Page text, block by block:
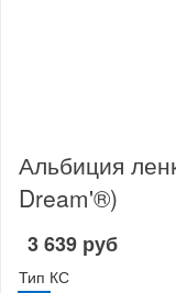
Альбиция
Dream'®)
3 639 руб
Тип КС